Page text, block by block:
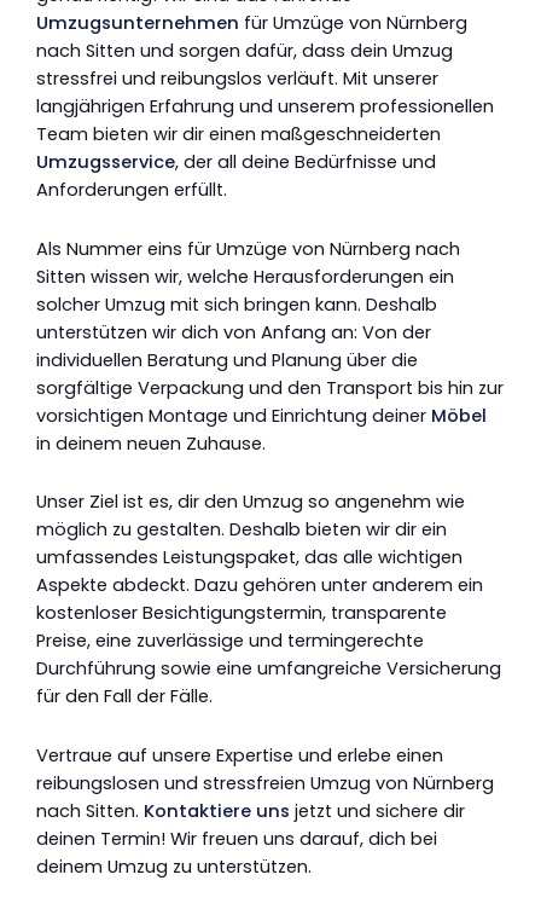
Umzugsunternehmen für Umzüge von Nürnberg
nach Sitten und sorgen dafür, dass dein Umzug
stressfrei und reibungslos verläuft. Mit unserer
langjährigen Erfahrung und unserem professionellen
Team bieten wir dir einen maßgeschneiderten
Umzugsservice, der all deine Bedürfnisse und
Anforderungen erfüllt.
Als Nummer eins für Umzüge von Nürnberg nach
Sitten wissen wir, welche Herausforderungen ein
solcher Umzug mit sich bringen kann. Deshalb
unterstützen wir dich von Anfang an: Von der
individuellen Beratung und Planung über die
sorgfältige Verpackung und den Transport bis hin zur
vorsichtigen Montage und Einrichtung deiner Möbel
in deinem neuen Zuhause.
Unser Ziel ist es, dir den Umzug so angenehm wie
möglich zu gestalten. Deshalb bieten wir dir ein
umfassendes Leistungspaket, das alle wichtigen
Aspekte abdeckt. Dazu gehören unter anderem ein
kostenloser Besichtigungstermin, transparente
Preise, eine zuverlässige und termingerechte
Durchführung sowie eine umfangreiche Versicherung
für den Fall der Fälle.
Vertraue auf unsere Expertise und erlebe einen
reibungslosen und stressfreien Umzug von Nürnberg
nach Sitten. Kontaktiere uns jetzt und sichere dir
deinen Termin! Wir freuen uns darauf, dich bei
deinem Umzug zu unterstützen.